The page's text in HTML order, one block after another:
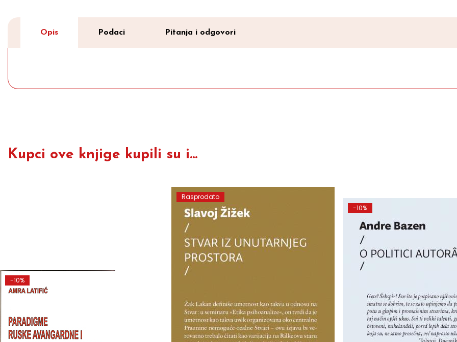
Opis Podaci Pitanja i odgovori
Kupci ove knjige kupili su i...
-10%
Rasprodato
-10%